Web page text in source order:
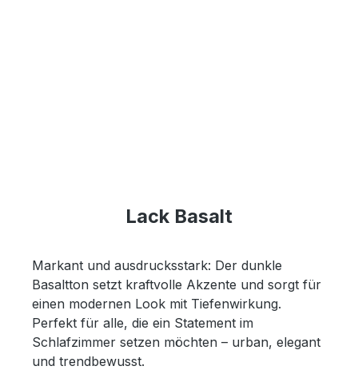
Lack Basalt
Markant und ausdrucksstark: Der dunkle
Basaltton setzt kraftvolle Akzente und sorgt für
einen modernen Look mit Tiefenwirkung.
Perfekt für alle, die ein Statement im
Schlafzimmer setzen möchten – urban, elegant
und trendbewusst.